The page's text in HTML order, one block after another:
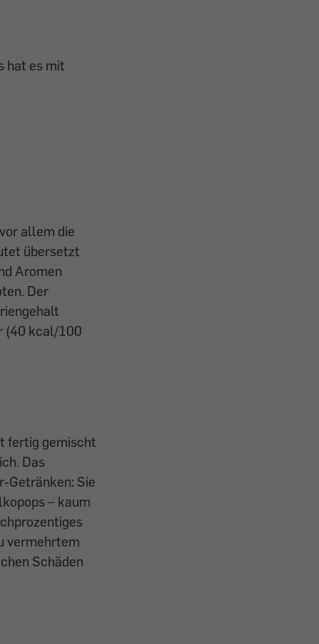
hat es mit
allem die
übersetzt
Aromen
Der
(40 kcal/100
fertig gemischt
Das
Getränken: Sie
– kaum
vermehrtem
Schäden